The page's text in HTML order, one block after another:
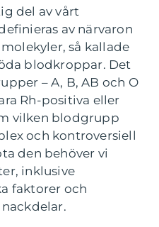
del av vårt
av närvaron
så kallade
blodkroppar. Det
– A, B, AB och O
Rh-positiva eller
vilken blodgrupp
och kontroversiell
den behöver vi
inklusive
faktorer och